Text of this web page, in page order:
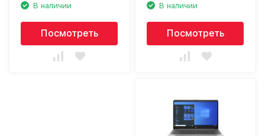
В наличии
Посмотреть
В наличии
Посмотреть